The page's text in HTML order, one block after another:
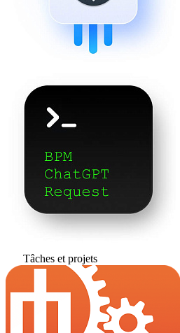
Tâches et projets